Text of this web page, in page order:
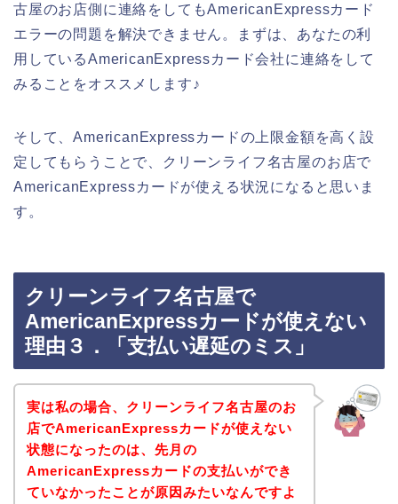
古屋のお店側に連絡をしてもAmericanExpressカード
エラーの問題を解決できません。まずは、あなたの利
用しているAmericanExpressカード会社に連絡をして
みることをオススメします♪
そして、AmericanExpressカードの上限金額を高く設
定してもらうことで、クリーンライフ名古屋のお店で
AmericanExpressカードが使える状況になると思いま
す。
クリーンライフ名古屋で
AmericanExpressカードが使えない
理由３．「支払い遅延のミス」
実は私の場合、クリーンライフ名古屋のお
店でAmericanExpressカードが使えない
状態になったのは、先月の
AmericanExpressカードの支払いができ
ていなかったことが原因みたいなんですよ